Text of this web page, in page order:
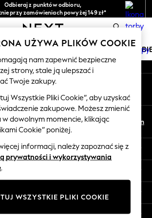
Odbieraj z punktów odbioru,
przy zamówieniach powyżej 149 zł*
Łatwe zwroty*
0
Holiday Shop
& Kaftans
& Playsuits
client
media społecznościowe
konto
En
prawne
UŻYWA PLIKÓW COOKIE
nam zapewnić bezpieczne
strony, stale ją ulepszać i
Twoje zakupy.
Wszystkie Pliki Cookie”, aby uzyskać
zakupowe. Możesz zmienić
dowolnym momencie, klikając
Cookie” poniżej.
informacji, należy zapoznać się z
prywatności i wykorzystywania
.
WSZYSTKIE PLIKI COOKIE